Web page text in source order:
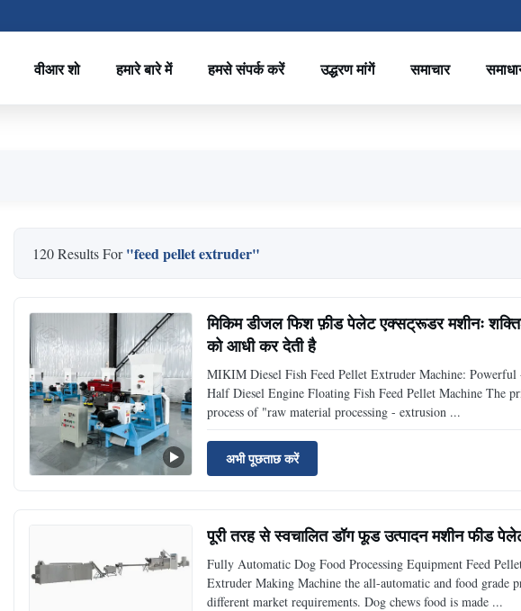
वीआर शो हमारे बारे में हमसे संपर्क करें उद्धरण मांगें समाचार
120 Results For"feed pellet extruder"
मिकिम डीजल फिश फ़ीड पेलेट एक्सट्रूडर मशीनः
को आधी कर देती है
MIKIM Diesel Fish Feed Pellet Extruder Machine:
Half Diesel Engine Floating Fish Feed Pellet Machine The
process of "raw material processing - extrusion ...
अभी पूछताछ करें
पूरी तरह से स्वचालित डॉग फूड उत्पादन मशीन फीड
Fully Automatic Dog Food Processing Equipment Feed
Extruder Making Machine the all-automatic and food grade
different market requirements. Dog chews food is made ...